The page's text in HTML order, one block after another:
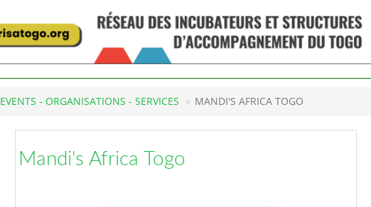
EVENTS - ORGANISATIONS - SERVICES MANDI'S AFRICA TOGO
Mandi's Africa Togo